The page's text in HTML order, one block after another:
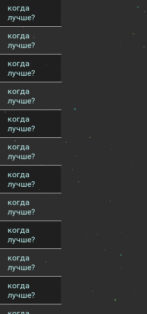
когда
лучше?
когда
лучше?
когда
лучше?
когда
лучше?
когда
лучше?
когда
лучше?
когда
лучше?
когда
лучше?
когда
лучше?
когда
лучше?
когда
лучше?